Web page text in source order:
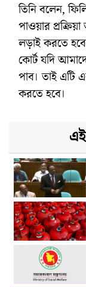
তিনি বলেন,
পাওয়ার
লড়াই করতে
কোর্ট যদি
পাব। তাই এটি
করতে হবে।